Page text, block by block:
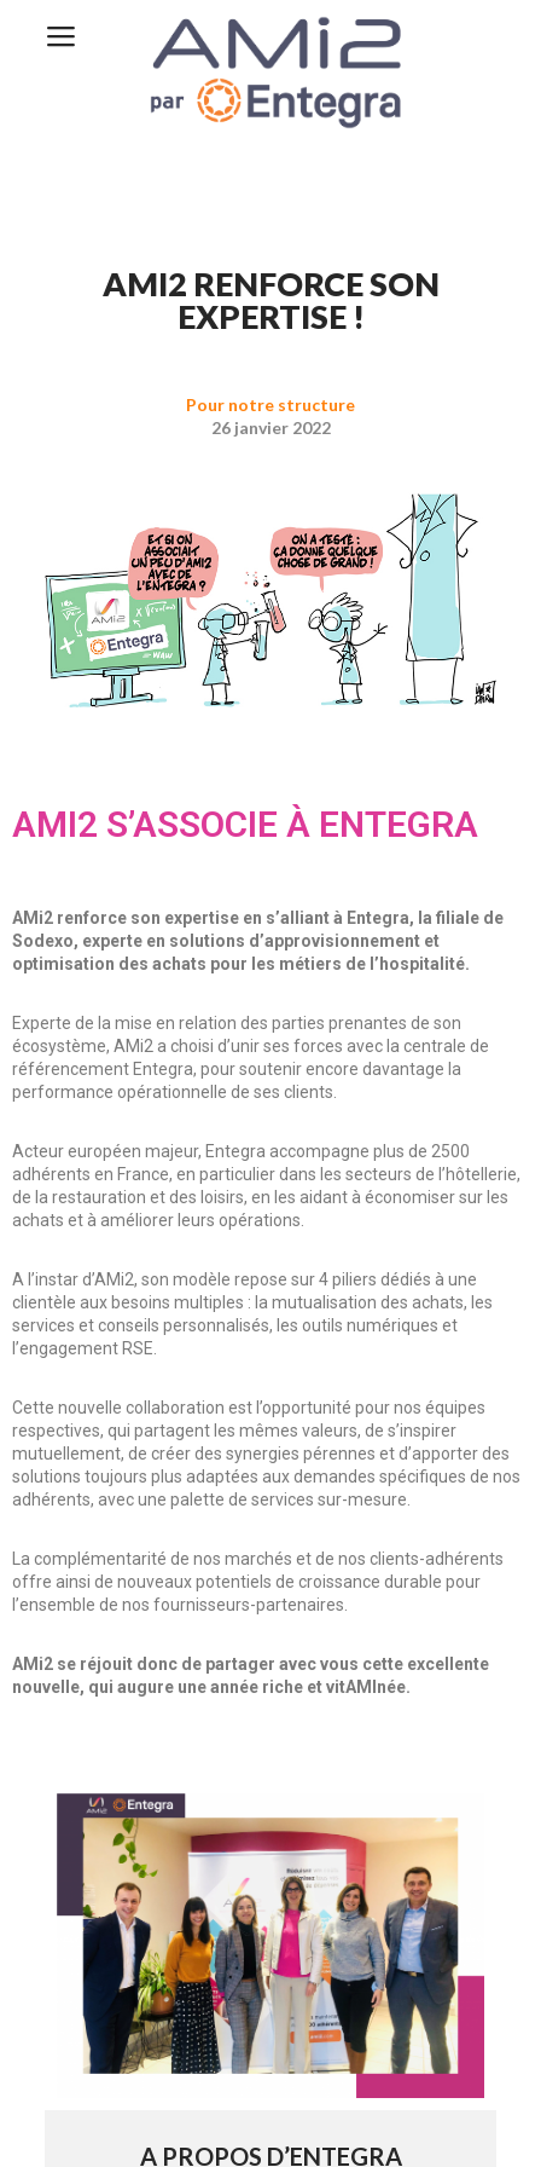
AMI2 RENFORCE SON
EXPERTISE !
Pour notre structure
26 janvier 2022
AMI2 S’ASSOCIE À ENTEGRA
AMi2 renforce son expertise en s’alliant à Entegra, la filiale de
Sodexo, experte en solutions d’approvisionnement et
optimisation des achats pour les métiers de l’hospitalité.
Experte de la mise en relation des parties prenantes de son
écosystème, AMi2 a choisi d’unir ses forces avec la centrale de
référencement Entegra, pour soutenir encore davantage la
performance opérationnelle de ses clients.
Acteur européen majeur, Entegra accompagne plus de 2500
adhérents en France, en particulier dans les secteurs de l’hôtellerie,
de la restauration et des loisirs, en les aidant à économiser sur les
achats et à améliorer leurs opérations.
A l’instar d’AMi2, son modèle repose sur 4 piliers dédiés à une
clientèle aux besoins multiples : la mutualisation des achats, les
services et conseils personnalisés, les outils numériques et
l’engagement RSE.
Cette nouvelle collaboration est l’opportunité pour nos équipes
respectives, qui partagent les mêmes valeurs, de s’inspirer
mutuellement, de créer des synergies pérennes et d’apporter des
solutions toujours plus adaptées aux demandes spécifiques de nos
adhérents, avec une palette de services sur-mesure.
La complémentarité de nos marchés et de nos clients-adhérents
offre ainsi de nouveaux potentiels de croissance durable pour
l’ensemble de nos fournisseurs-partenaires.
AMi2 se réjouit donc de partager avec vous cette excellente
nouvelle, qui augure une année riche et vitAMInée.
A PROPOS D’ENTEGRA